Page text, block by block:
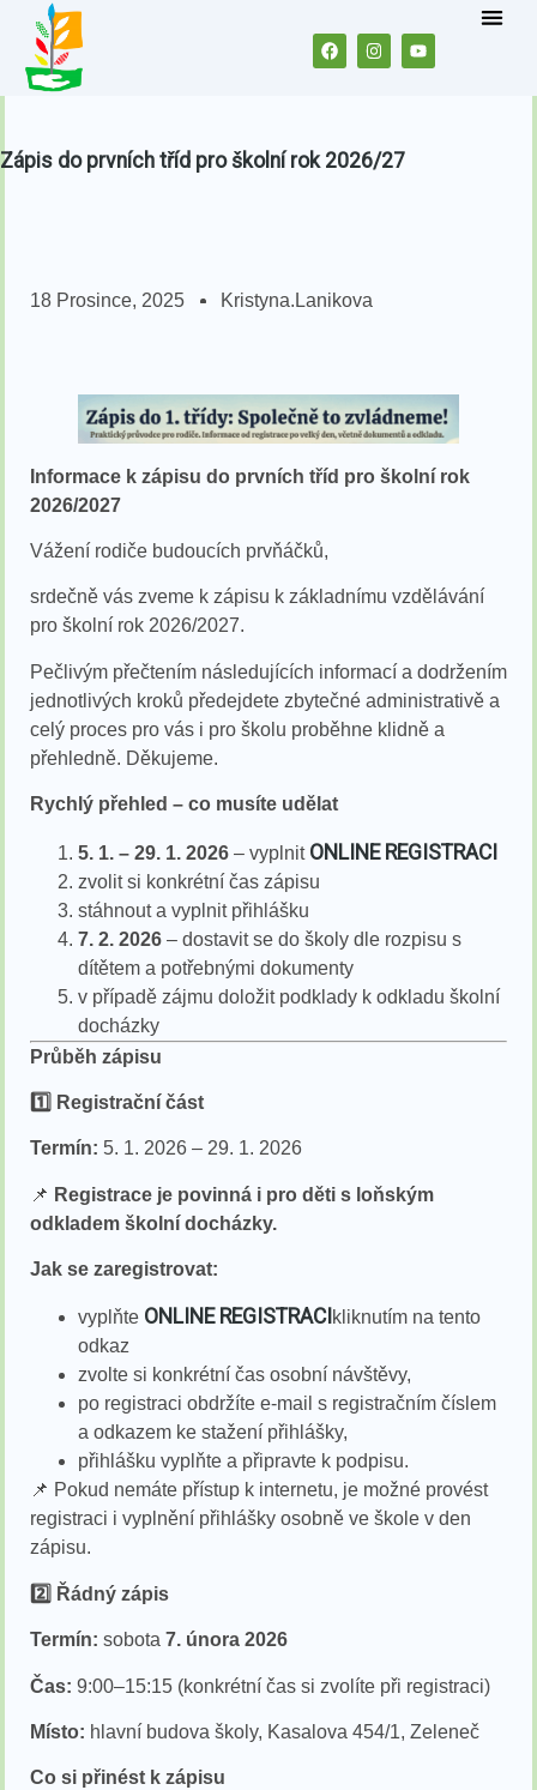
Zápis do prvních tříd pro školní rok 2026/27
18 Prosince, 2025 Kristyna.lanikova
Informace k zápisu do prvních tříd pro školní rok
2026/2027
Vážení rodiče budoucích prvňáčků,
srdečně vás zveme k zápisu k základnímu vzdělávání
pro školní rok 2026/2027.
Pečlivým přečtením následujících informací a dodržením
jednotlivých kroků předejdete zbytečné administrativě a
celý proces pro vás i pro školu proběhne klidně a
přehledně. Děkujeme.
Rychlý přehled – co musíte udělat
5. 1. – 29. 1. 2026 – vyplnit ONLINE REGISTRACI
zvolit si konkrétní čas zápisu
stáhnout a vyplnit přihlášku
7. 2. 2026 – dostavit se do školy dle rozpisu s
dítětem a potřebnými dokumenty
v případě zájmu doložit podklady k odkladu školní
docházky
Průběh zápisu
1️ ⃣ Registrační část
Termín: 5. 1. 2026 – 29. 1. 2026
📌 Registrace je povinná i pro děti s loňským
odkladem školní docházky.
Jak se zaregistrovat:
vyplňte ONLINE REGISTRACI kliknutím na tento
odkaz
zvolte si konkrétní čas osobní návštěvy,
po registraci obdržíte e-mail s registračním číslem
a odkazem ke stažení přihlášky,
přihlášku vyplňte a připravte k podpisu.
📌 Pokud nemáte přístup k internetu, je možné provést
registraci i vyplnění přihlášky osobně ve škole v den
zápisu.
2️ ⃣ Řádný zápis
Termín: sobota 7. února 2026
Čas: 9:00–15:15 (konkrétní čas si zvolíte při registraci)
Místo: hlavní budova školy, Kasalova 454/1, Zeleneč
Co si přinést k zápisu